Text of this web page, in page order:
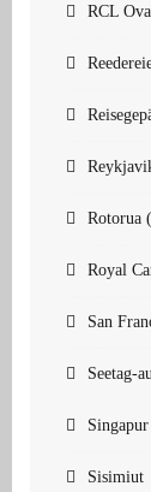
RCL
Rotorua
Royal
San
Seetag-
Singapur
Sisimiut